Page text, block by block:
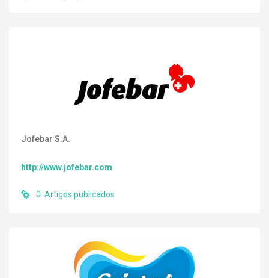
Jofebar S.A.
http://www.jofebar.com
0 Artigos publicados